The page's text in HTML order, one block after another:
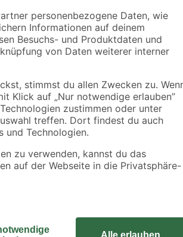
11, €
22,98 € / Liter
verwendbar